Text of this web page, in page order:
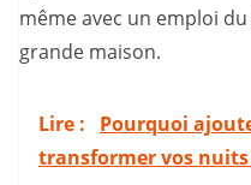
même avec un emploi
grande maison.
Lire :
Pourquoi
transformer vos